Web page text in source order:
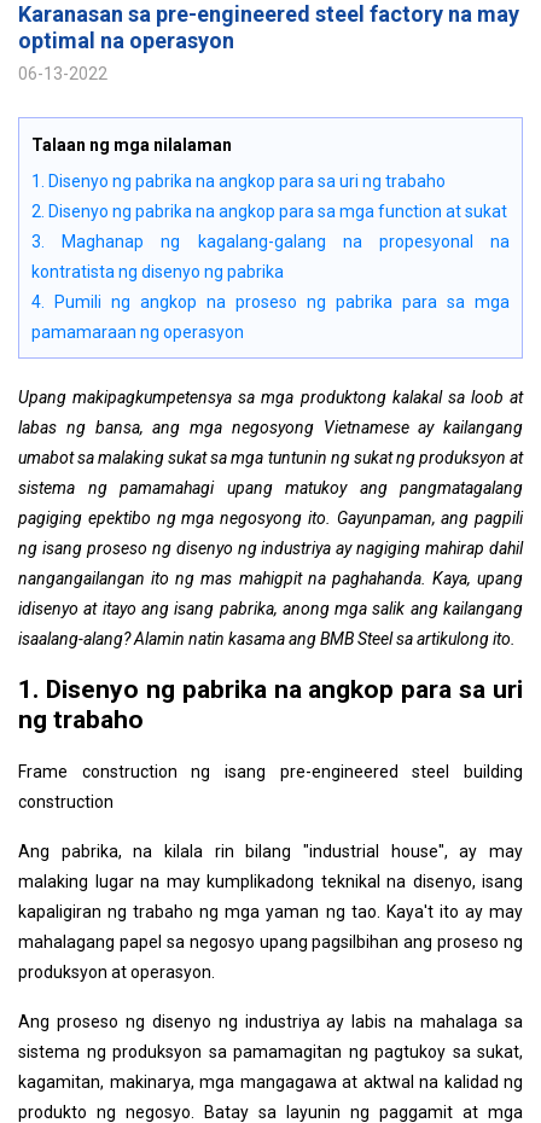
Karanasan sa pre-engineered steel factory na may
optimal na operasyon
06-13-2022
Talaan ng mga nilalaman
1. Disenyo ng pabrika na angkop para sa uri ng trabaho
2. Disenyo ng pabrika na angkop para sa mga function at sukat
3. Maghanap ng kagalang-galang na propesyonal na
kontratista ng disenyo ng pabrika
4. Pumili ng angkop na proseso ng pabrika para sa mga
pamamaraan ng operasyon
Upang makipagkumpetensya sa mga produktong kalakal sa loob at
labas ng bansa, ang mga negosyong Vietnamese ay kailangang
umabot sa malaking sukat sa mga tuntunin ng sukat ng produksyon at
sistema ng pamamahagi upang matukoy ang pangmatagalang
pagiging epektibo ng mga negosyong ito. Gayunpaman, ang pagpili
ng isang proseso ng disenyo ng industriya ay nagiging mahirap dahil
nangangailangan ito ng mas mahigpit na paghahanda. Kaya, upang
idisenyo at itayo ang isang pabrika, anong mga salik ang kailangang
isaalang-alang? Alamin natin kasama ang BMB Steel sa artikulong ito.
1. Disenyo ng pabrika na angkop para sa uri
ng trabaho
Frame construction ng isang pre-engineered steel building
construction
Ang pabrika, na kilala rin bilang "industrial house", ay may
malaking lugar na may kumplikadong teknikal na disenyo, isang
kapaligiran ng trabaho ng mga yaman ng tao. Kaya't ito ay may
mahalagang papel sa negosyo upang pagsilbihan ang proseso ng
produksyon at operasyon.
Ang proseso ng disenyo ng industriya ay labis na mahalaga sa
sistema ng produksyon sa pamamagitan ng pagtukoy sa sukat,
kagamitan, makinarya, mga mangagawa at aktwal na kalidad ng
produkto ng negosyo. Batay sa layunin ng paggamit at mga